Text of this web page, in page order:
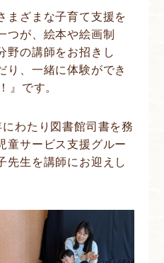
まざまな子育て支援を
つが、絵本や絵画制
野の講師をお招きし
り、一緒に体験ができ
』です。
わたり図書館司書を務
童サービス支援グルー
先生を講師にお迎えし